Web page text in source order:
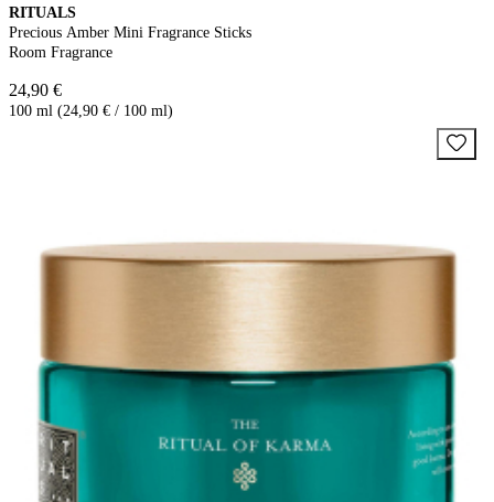
RITUALS
Precious Amber Mini Fragrance Sticks
Room Fragrance
24,90 €
100 ml (24,90 € / 100 ml)